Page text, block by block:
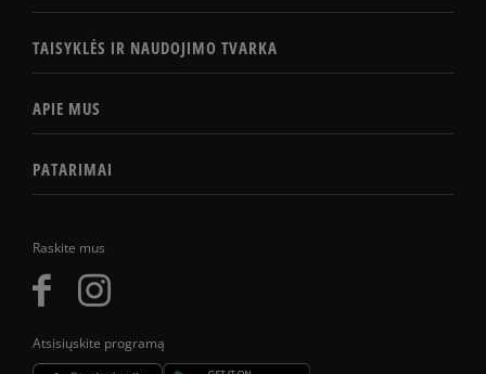
Raskite mus
Atsisiųskite programą
TAISYKLĖS IR NAUDOJIMO TVARKA
APIE MUS
PATARIMAI